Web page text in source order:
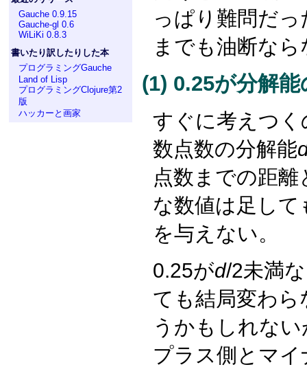
Gauche 0.9.15
Gauche-gl 0.6
WiLiKi 0.8.3
書いたり訳したりした本
プログラミングGauche
Land of Lisp
プログラミングClojure第2
版
ハッカーと画家
っぱり難問だ
までも油断なら
(1) 0.25が分解
すぐに考えつ
数点数の分解能
点数までの距
な数値は足し
を与えない。
0.25がd/2未満
ても結局変わ
うかもしれな
プラス側とマ